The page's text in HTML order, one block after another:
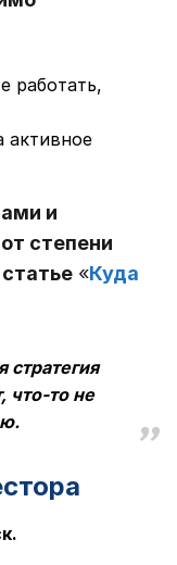
работать,
активное
и
степени
«Куда
что-то не